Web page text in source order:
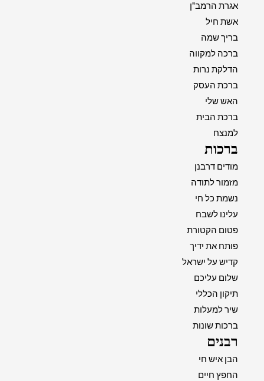
אגרת הרמב"ן
אשת חיל
בריך שמה
ברכה למקווה
הדלקת נרות
ברכת העסק
האש שלי
ברכת הבית
למנצח
ברכות
מודים דרבנן
מזמור לתודה
נשמת כל חי
עלינו לשבח
פטום הקטורת
פותח את ידיך
קדיש על ישראל
שלום עליכם
תיקון הכללי
שיר למעלות
ברכות שונות
רבנים
הבן איש חי
החפץ חיים